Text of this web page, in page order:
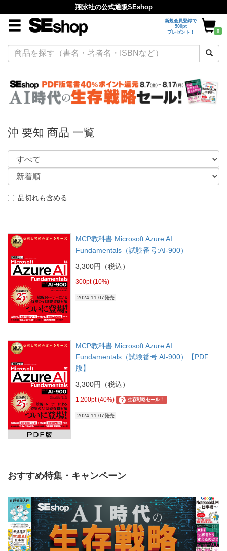
翔泳社の公式通販SEshop
新規会員登録で
500pt
プレゼント！
0
沖 要知 商品 一覧
品切れも含める
MCP教科書 Microsoft Azure AI
Fundamentals（試験番号:AI-900）
3,300円（税込）
300pt (10%)
2024.11.07発売
MCP教科書 Microsoft Azure AI
Fundamentals（試験番号:AI-900）【PDF
版】
3,300円（税込）
1,200pt (40%) ? 生存戦略セール！
2024.11.07発売
おすすめ特集・キャンペーン